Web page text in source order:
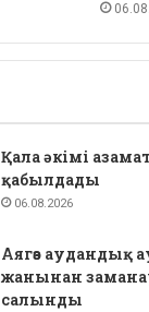
Қала әкімі
қабылдады
06.08.2026
Аягөз аудандық
жанынан
салынды